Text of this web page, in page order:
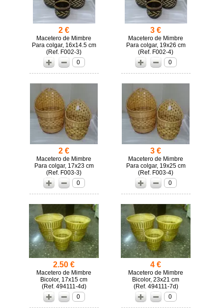
2 €
Macetero de Mimbre
Para colgar, 16x14.5 cm
(
F002-3)
0
3 €
Macetero de Mimbre
Para colgar, 19x26 cm
(
F002-4)
0
2 €
Macetero de Mimbre
Para colgar, 17x23 cm
(
F003-3)
0
3 €
Macetero de Mimbre
Para colgar, 19x25 cm
(
F003-4)
0
2.50 €
Macetero de Mimbre
Bicolor, 17x15 cm
(
494111-4d)
0
4 €
Macetero de Mimbre
Bicolor, 23x21 cm
(
494111-7d)
0